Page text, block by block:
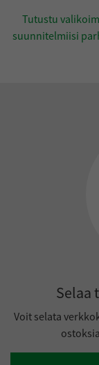
Tutustu
suunnitelmiisi
Selaa
Voit selata